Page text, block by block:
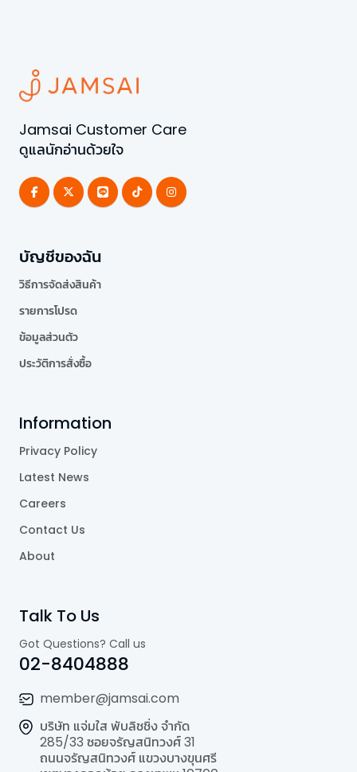
Jamsai Customer Care
ดูแลนักอ่านด้วยใจ
บัญชีของฉัน
วิธีการจัดส่งสินค้า
รายการโปรด
ข้อมูลส่วนตัว
ประวัติการสั่งซื้อ
Information
Privacy Policy
Latest News
Careers
Contact Us
About
Talk To Us
Got Questions? Call us
02-8404888
member@jamsai.com
บริษัท แจ่มใส พับลิชชิ่ง จำกัด
285/33 ซอยจรัญสนิทวงศ์ 31
ถนนจรัญสนิทวงศ์ แขวงบางขุนศรี